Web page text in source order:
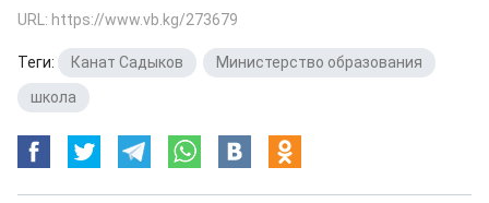
URL: https://www.vb.kg/273679
Теги: Канат Садыков Министерство образования
школа